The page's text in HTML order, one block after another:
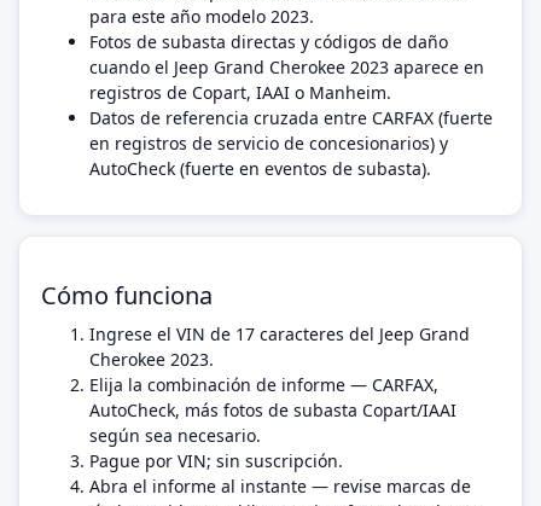
para este año modelo 2023.
Fotos de subasta directas y códigos de daño
cuando el Jeep Grand Cherokee 2023 aparece en
registros de Copart, IAAI o Manheim.
Datos de referencia cruzada entre CARFAX (fuerte
en registros de servicio de concesionarios) y
AutoCheck (fuerte en eventos de subasta).
Cómo funciona
Ingrese el VIN de 17 caracteres del Jeep Grand
Cherokee 2023.
Elija la combinación de informe — CARFAX,
AutoCheck, más fotos de subasta Copart/IAAI
según sea necesario.
Pague por VIN; sin suscripción.
Abra el informe al instante — revise marcas de